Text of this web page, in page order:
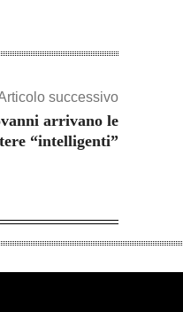
successivo
arrivano le
“intelligenti”